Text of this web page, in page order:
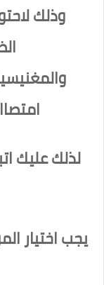
وذلك
لذلك عليك
يجب اختيار